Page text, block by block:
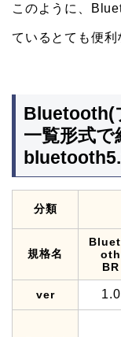
このように、
ているとても便利
Bluetooth(
一覧形式で
分類
規格名
oth
BR
ver 1.0